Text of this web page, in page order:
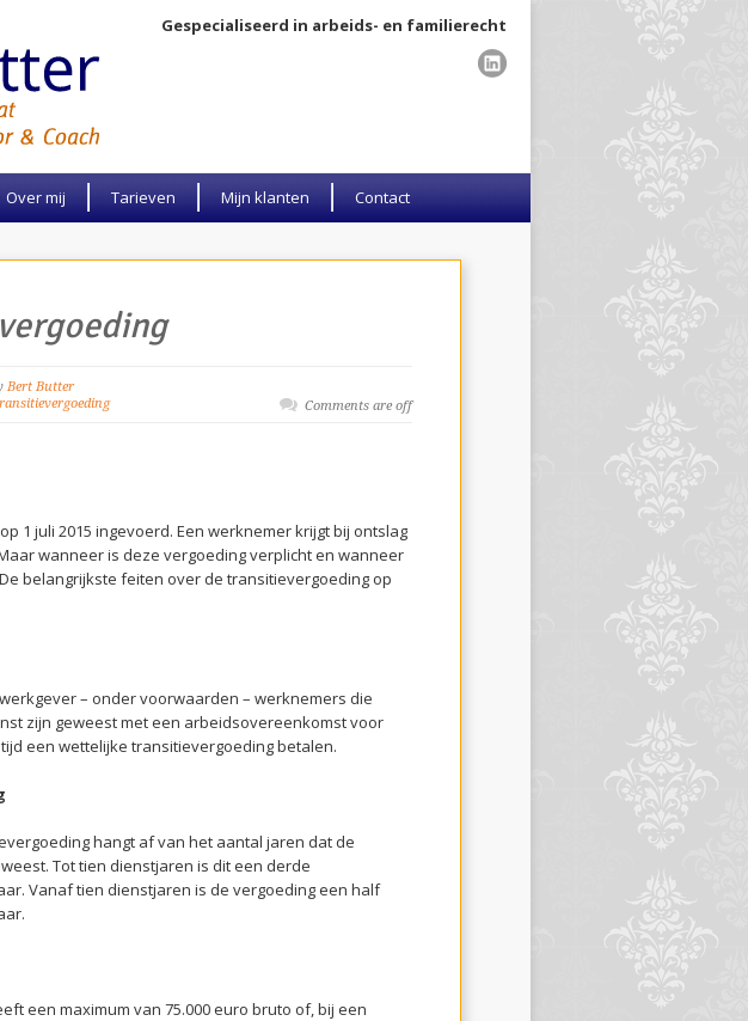
Gespecialiseerd in arbeids- en familierecht
Over mij Tarieven Mijn klanten Contact
Bert Butter
Comments are off
1 juli 2015 ingevoerd. Een werknemer krijgt bij ontslag
wanneer is deze vergoeding verplicht en wanneer
belangrijkste feiten over de transitievergoeding op
– onder voorwaarden – werknemers die
zijn geweest met een arbeidsovereenkomst voor
een wettelijke transitievergoeding betalen.
hangt af van het aantal jaren dat de
Tot tien dienstjaren is dit een derde
Vanaf tien dienstjaren is de vergoeding een half
een maximum van 75.000 euro bruto of, bij een